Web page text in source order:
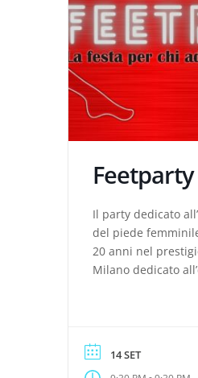
Feetparty
Il party dedicato
del piede
20 anni nel
Milano dedicato
goditi un drink con
immergiti in una
14 SET